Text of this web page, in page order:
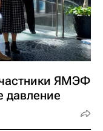
ЯМЭФ
давление